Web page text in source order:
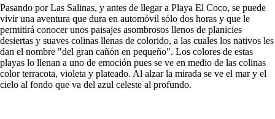
Pasando por Las Salinas, y antes de llegar a Playa El Coco, se puede
vivir una aventura que dura en automóvil sólo dos horas y que le
permitirá conocer unos paisajes asombrosos llenos de planicies
desiertas y suaves colinas llenas de colorido, a las cuales los nativos les
dan el nombre "del gran cañón en pequeño". Los colores de estas
playas lo llenan a uno de emoción pues se ve en medio de las colinas
color terracota, violeta y plateado. Al alzar la mirada se ve el mar y el
cielo al fondo que va del azul celeste al profundo.